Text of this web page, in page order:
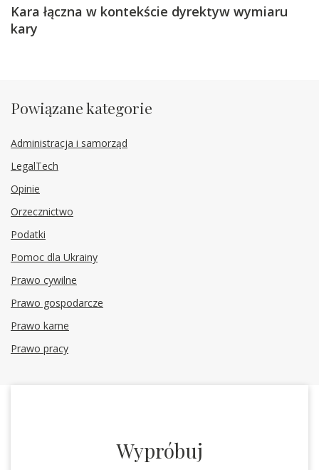
Kara łączna w kontekście dyrektyw wymiaru
kary
Powiązane kategorie
Administracja i samorząd
LegalTech
Opinie
Orzecznictwo
Podatki
Pomoc dla Ukrainy
Prawo cywilne
Prawo gospodarcze
Prawo karne
Prawo pracy
Wypróbuj